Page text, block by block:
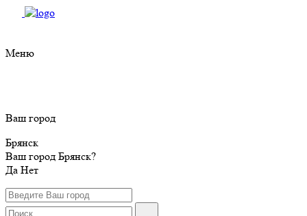
Меню
Ваш город
Брянск
Ваш город Брянск?
Да Нет